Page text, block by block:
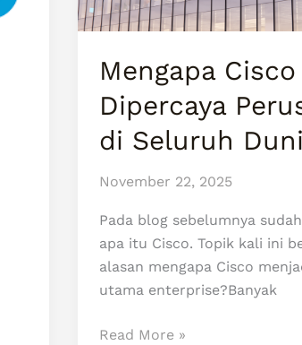
Mengapa Cisco
Dipercaya
di Seluruh
November 22, 2025
Pada blog sebelumnya
apa itu Cisco. Topik kali ini
alasan mengapa Cisco
utama enterprise?Banyak
Read More »